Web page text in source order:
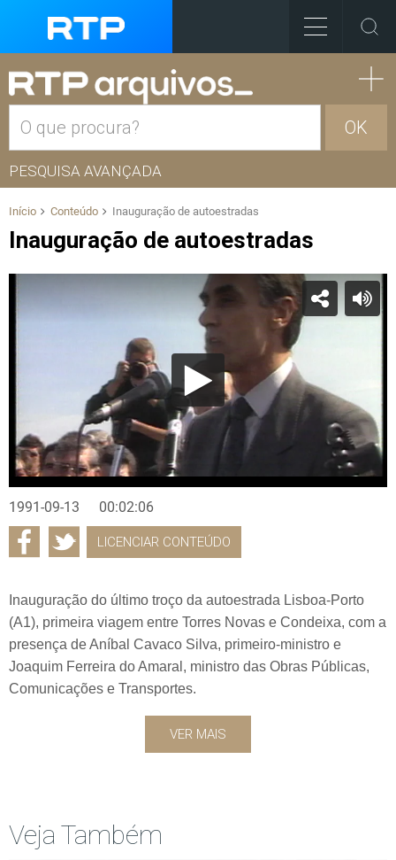
OK
PESQUISA AVANÇADA
Início Conteúdo Inauguração de autoestradas
Inauguração de autoestradas
1991-09-13 00:02:06
LICENCIAR CONTEÚDO
Inauguração do último troço da autoestrada Lisboa-Porto
(A1), primeira viagem entre Torres Novas e Condeixa, com a
presença de Aníbal Cavaco Silva, primeiro-ministro e
Joaquim Ferreira do Amaral, ministro das Obras Públicas,
Comunicações e Transportes.
VER MAIS
Veja Também